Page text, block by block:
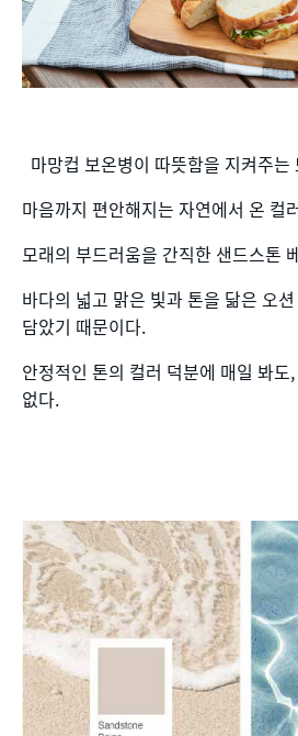
마망컵 보온병이 따뜻함을 지켜주는
마음까지 편안해지는 자연에서 온 컬
모래의 부드러움을 간직한 샌드스톤
바다의 넓고 맑은 빛과 톤을 닮은 오
담았기 때문이다.
안정적인 톤의 컬러 덕분에 매일 봐도
없다.